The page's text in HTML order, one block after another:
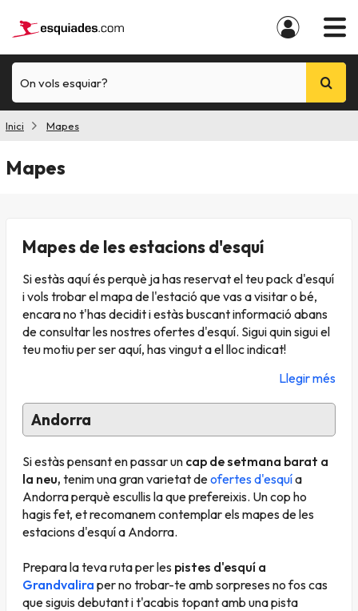
On vols esquiar?
Inici Mapes
Mapes
Mapes de les estacions d'esquí
Si estàs aquí és perquè ja has reservat el teupackd'esquí
i vols trobar el mapa de l'estació que vas a visitar o bé,
encara no t'has decidit i estàs buscant informació abans
de consultar les nostres ofertes d'esquí. Sigui quin sigui el
teu motiu per ser aquí, has vingut a el lloc indicat!
Llegir més
Andorra
Si estàs pensant en passar un cap de setmana barat a
la neu, tenim una gran varietat deofertes d'esquía
Andorra perquè escullis la que prefereixis. Un cop ho
hagis fet, et recomanem contemplar els mapes de les
estacions d'esquí a Andorra.
Prepara la teva ruta per les pistes d'esquí a
Grandvalira per no trobar-te amb sorpreses no fos cas
que siguis debutant i t'acabis topant amb una pista